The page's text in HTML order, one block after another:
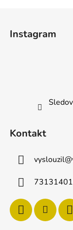
Instagram
Kontakt
vyslouzil@